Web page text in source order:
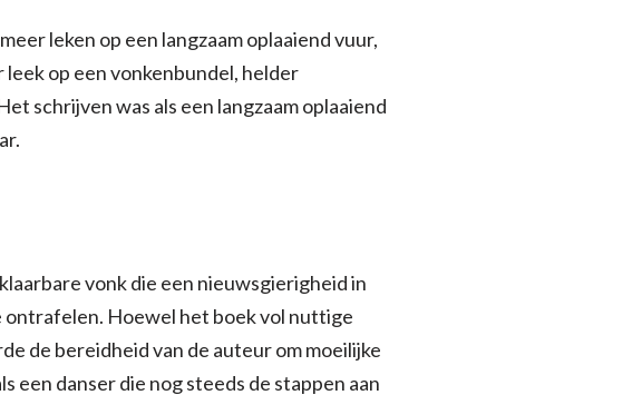
leken op een langzaam oplaaiend vuur,
op een vonkenbundel, helder
schrijven was als een langzaam oplaaiend
vonk die een nieuwsgierigheid in
ontrafelen. Hoewel het boek vol nuttige
de bereidheid van de auteur om moeilijke
een danser die nog steeds de stappen aan